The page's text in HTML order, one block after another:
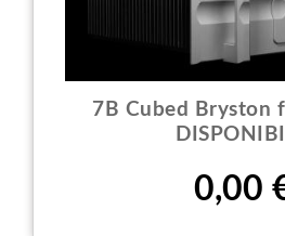
7B Cubed Bryston
Prezzo
0,00